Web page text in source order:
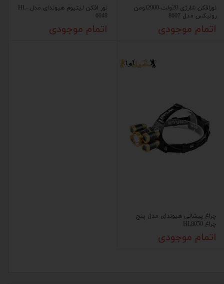
نورافکن شارژی 20ولت-2000لومن
رونیکس مدل 8607
اتمام موجودی
نور افکن لیتیوم هیوندای مدل HL-
6040
اتمام موجودی
چراغ پیشانی هیوندای مدل پنج
چراغ HL8050
اتمام موجودی